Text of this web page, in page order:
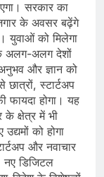
सरकार का
के अवसर बढ़ेंगे
युवाओं को मिलेगा
के अलग-अलग देशों
और ज्ञान को
स्टार्टअप
फायदा होगा। यह
क्षेत्र में भी
को होगा
और नवाचार
नए डिजिटल